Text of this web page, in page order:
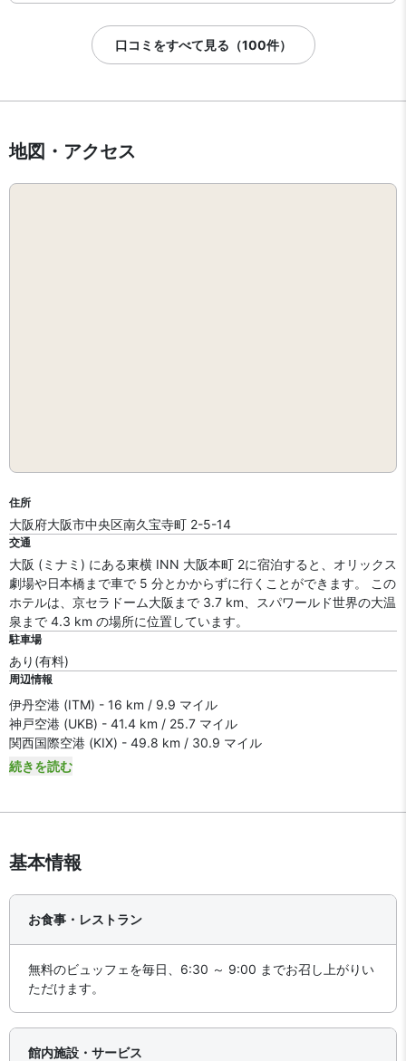
口コミをすべて見る（100件）
地図・アクセス
住所
大阪府大阪市中央区南久宝寺町 2-5-14
交通
大阪 (ミナミ) にある東横 INN 大阪本町 2に宿泊すると、オリックス
劇場や日本橋まで車で 5 分とかからずに行くことができます。 この
ホテルは、京セラドーム大阪まで 3.7 km、スパワールド世界の大温
泉まで 4.3 km の場所に位置しています。
駐車場
あり(有料)
周辺情報
伊丹空港 (ITM) - 16 km / 9.9 マイル
神戸空港 (UKB) - 41.4 km / 25.7 マイル
関西国際空港 (KIX) - 49.8 km / 30.9 マイル
続きを読む
基本情報
お食事・レストラン
無料のビュッフェを毎日、6:30 ～ 9:00 までお召し上がりい
ただけます。
館内施設・サービス